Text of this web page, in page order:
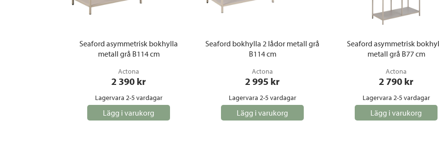
Seaford asymmetrisk bokhylla
metall grå B114 cm
Actona
2 390 kr
Lagervara 2-5 vardagar
Lägg i varukorg
Seaford bokhylla 2 lådor metall grå
B114 cm
Actona
2 995 kr
Lagervara 2-5 vardagar
Lägg i varukorg
Seaford asymmetrisk
metall grå B77 cm
Actona
2 790 kr
Lagervara 2-5 vardagar
Lägg i varukorg